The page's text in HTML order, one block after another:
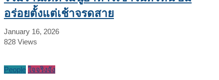
อร่อยตั้งแต่เช้าจรดสาย
January 16, 2026
828 Views
People ใจจริงจัง